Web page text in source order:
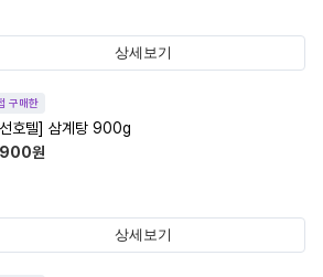
상세보기
구매한
호텔] 삼계탕 900g
원
상세보기